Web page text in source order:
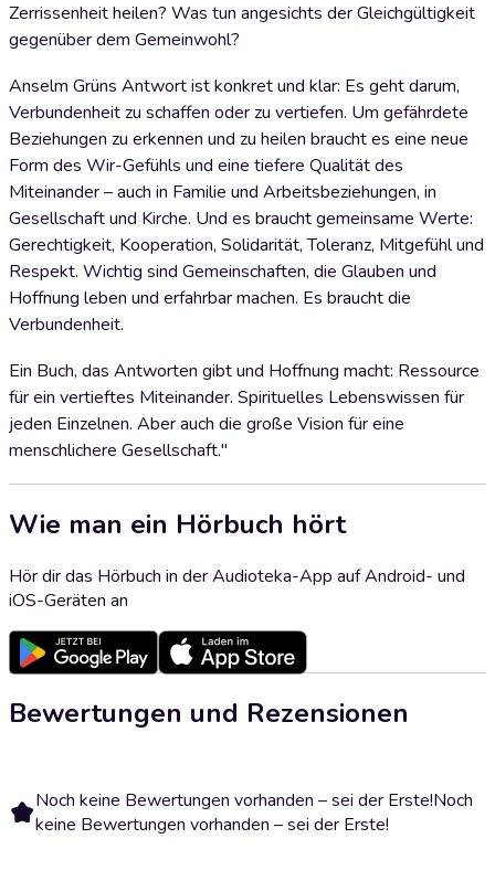
Zerrissenheit heilen? Was tun angesichts der Gleichgültigkeit
gegenüber dem Gemeinwohl?
Anselm Grüns Antwort ist konkret und klar: Es geht darum,
Verbundenheit zu schaffen oder zu vertiefen. Um gefährdete
Beziehungen zu erkennen und zu heilen braucht es eine neue
Form des Wir-Gefühls und eine tiefere Qualität des
Miteinander – auch in Familie und Arbeitsbeziehungen, in
Gesellschaft und Kirche. Und es braucht gemeinsame Werte:
Gerechtigkeit, Kooperation, Solidarität, Toleranz, Mitgefühl und
Respekt. Wichtig sind Gemeinschaften, die Glauben und
Hoffnung leben und erfahrbar machen. Es braucht die
Verbundenheit.
Ein Buch, das Antworten gibt und Hoffnung macht: Ressource
für ein vertieftes Miteinander. Spirituelles Lebenswissen für
jeden Einzelnen. Aber auch die große Vision für eine
menschlichere Gesellschaft."
Wie man ein Hörbuch hört
Hör dir das Hörbuch in der Audioteka-App auf Android- und
iOS-Geräten an
Bewertungen und Rezensionen
Noch keine Bewertungen vorhanden – sei der Erste!Noch
keine Bewertungen vorhanden – sei der Erste!